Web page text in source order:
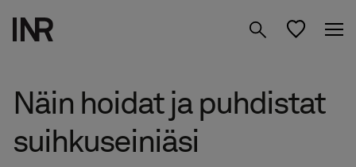
Tuotteet
Inspiraatio
Näin hoidat ja puhdistat
suihkuseiniäsi